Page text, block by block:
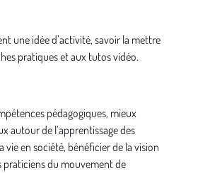
une idée d’activité, savoir la mettre
pratiques et aux tutos vidéo.
pédagogiques, mieux
autour de l’apprentissage des
vie en société, bénéficier de la vision
praticiens du mouvement de